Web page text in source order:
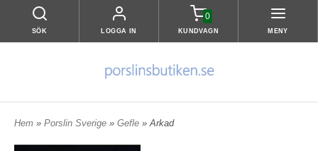
SÖK LOGGA IN
0
KUNDVAGN MENY
Hem » Porslin Sverige » Gefle » Arkad